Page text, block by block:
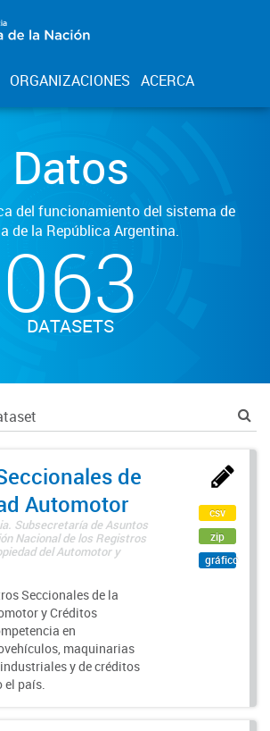
ORGANIZACIONES ACERCA
Datos
del funcionamiento del sistema de
de la República Argentina.
063
DATASETS
de
Automotor
Subsecretaría de Asuntos
Nacional de los Registros
del Automotor y
Seccionales de la
y Créditos
en
maquinarias
y de créditos
país.
csv
zip
gráfico